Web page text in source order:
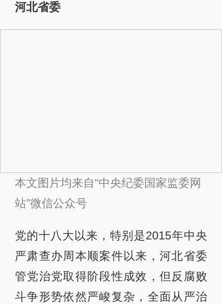
河北省委
本文图片均来自“中央纪委国家监委网
站”微信公众号
党的十八大以来，特别是2015年中央
严肃查办周本顺案件以来，河北省委
管党治党取得阶段性成效，但反腐败
斗争形势依然严峻复杂，全面从严治